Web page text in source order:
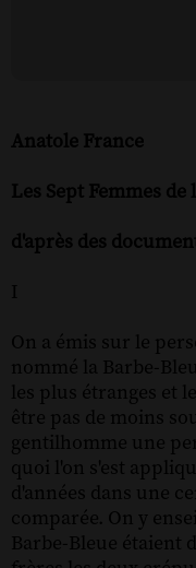
Anatole France
Les Sept Femmes de
d'après des
I
On a émis sur le
nommé la Barbe-
les plus étranges et
être pas de moins
gentilhomme une
quoi l'on s'est
d'années dans une
comparée. On y
Barbe-Bleue étaient